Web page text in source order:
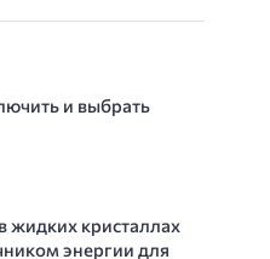
и выбрать
жидких кристаллах
энергии для